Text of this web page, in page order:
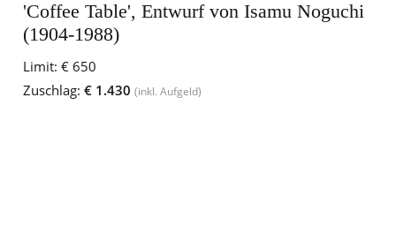
'Coffee Table', Entwurf von Isamu Noguchi
(1904-1988)
Limit: € 650
Zuschlag: € 1.430 (inkl. Aufgeld)